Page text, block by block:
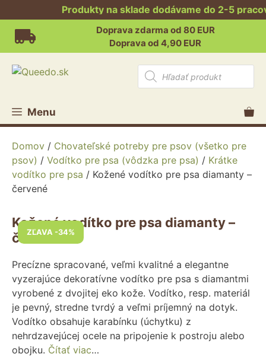
Produkty na sklade dodávame do 2-5
Preskočiť
obsah
Doprava zdarma od 80 EUR
Doprava od 4,90 EUR
Products
search
Menu
Domov / Chovateľské potreby pre psov (všetko pre
psov) / Vodítko pre psa (vôdzka pre psa) / Krátke
vodítko pre psa / Kožené vodítko pre psa diamanty –
červené
ZĽAVA -34%
Kožené vodítko pre psa diamanty –
červené
Precízne spracované, veľmi kvalitné a elegantne
vyzerajúce dekoratívne vodítko pre psa s diamantmi
vyrobené z dvojitej eko kože. Vodítko, resp. materiál
je pevný, stredne tvrdý a veľmi príjemný na dotyk.
Vodítko obsahuje karabínku (úchytku) z
nehrdzavejúcej ocele na pripojenie k postroju alebo
obojku. Čítať viac…